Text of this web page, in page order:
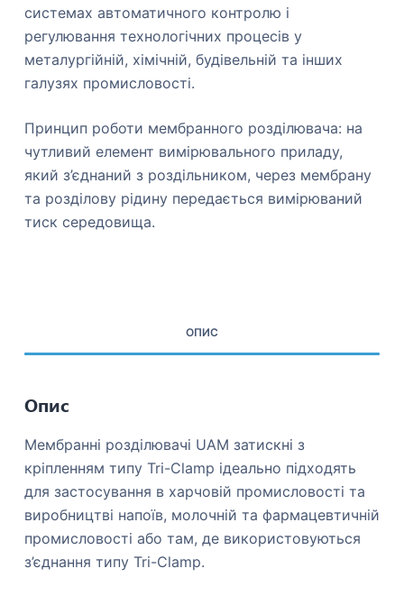
системах автоматичного контролю і
регулювання технологічних процесів у
металургійній, хімічній, будівельній та інших
галузях промисловості.
Принцип роботи мембранного розділювача: на
чутливий елемент вимірювального приладу,
який з’єднаний з роздільником, через мембрану
та розділову рідину передається вимірюваний
тиск середовища.
ОПИС
Опис
Мембранні розділювачі UAM затискні з
кріпленням типу Tri-Clamp ідеально підходять
для застосування в харчовій промисловості та
виробництві напоїв, молочній та фармацевтичній
промисловості або там, де використовуються
з’єднання типу Tri-Clamp.